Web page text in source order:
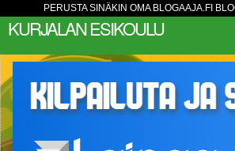
PERUSTA SINÄKIN OMA BLOGAAJA.FI
KURJALAN ESIKOULU